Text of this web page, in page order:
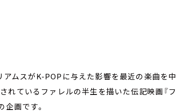
アムスがK-POPに与えた影響を最近の楽曲を中
れているファレルの半生を描いた伝記映画『フ
企画です。